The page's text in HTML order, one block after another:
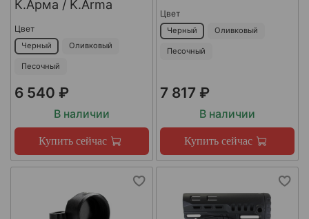
К.Арма / K.Arma
Цвет
Черный Оливковый
Песочный
6 540 ₽
В наличии
Купить сейчас
Цвет
Черный Оливковый
Песочный
7 817 ₽
В наличии
Купить сейчас